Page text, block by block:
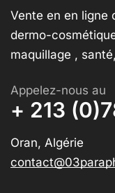
Vente en en ligne
dermo-
maquillage ,
Appelez-nous au
+ 213
Oran, Algérie